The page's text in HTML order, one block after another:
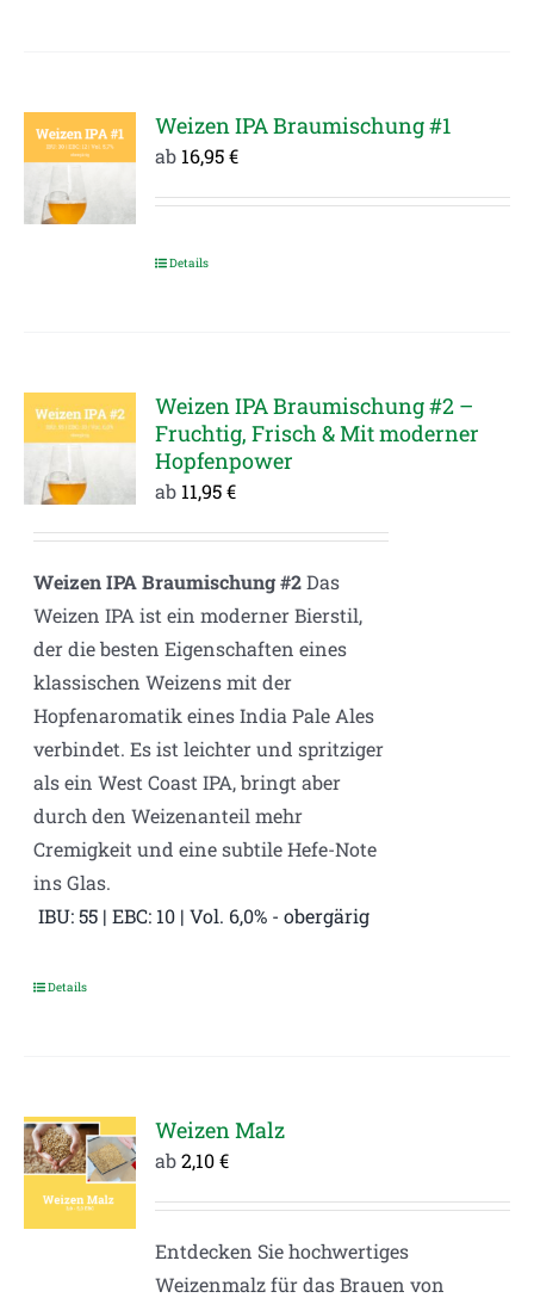
Varianten
auf.
können
werden
Weizen IPA Braumischung #1
ab 16,95€
Dieses
Varianten
auf.
Die
Optionen
können
der
Produktseite
gewählt
werden
Details
Weizen IPA Braumischung #2 –
Fruchtig, Frisch & Mit moderner
Hopfenpower
ab 11,95€
Weizen IPA Braumischung #2Das
Weizen IPA ist ein moderner Bierstil,
der die besten Eigenschaften eines
klassischen Weizens mit der
Hopfenaromatik eines India Pale Ales
verbindet. Es ist leichter und spritziger
als ein West Coast IPA, bringt aber
durch den Weizenanteil mehr
Cremigkeit und eine subtile Hefe-Note
ins Glas.
IBU: 55 | EBC: 10 | Vol. 6,0% - obergärig
Dieses
Varianten
auf.
Die
Optionen
Details
Weizen Malz
ab2,10€
Entdecken Sie hochwertiges
Weizenmalz für das Brauen von